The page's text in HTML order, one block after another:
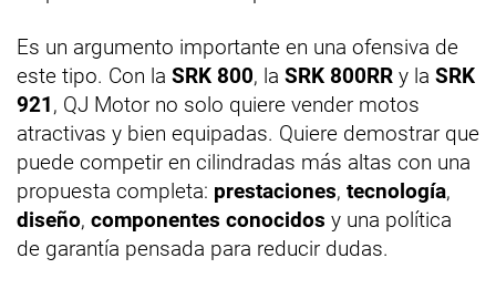
Es un argumento importante en una ofensiva de
este tipo. Con la SRK 800, la SRK 800RR y la SRK
921, QJ Motor no solo quiere vender motos
atractivas y bien equipadas. Quiere demostrar que
puede competir en cilindradas más altas con una
propuesta completa: prestaciones, tecnología,
diseño, componentes conocidos y una política
de garantía pensada para reducir dudas.